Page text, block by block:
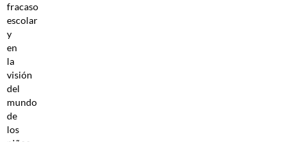
fracaso
escolar
y
en
la
visión
del
mundo
de
los